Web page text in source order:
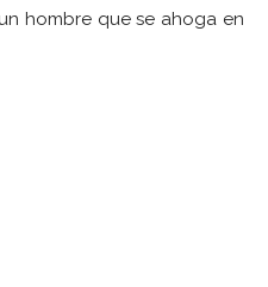
hombre que se ahoga en